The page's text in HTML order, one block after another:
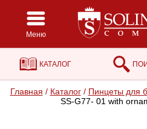
Меню
КАТАЛОГ
Главная / Каталог / Пинцеты для
SS-G77- 01 with